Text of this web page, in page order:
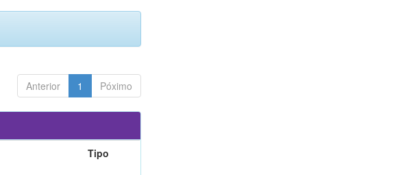
Anterior 1 Póximo
Tipo